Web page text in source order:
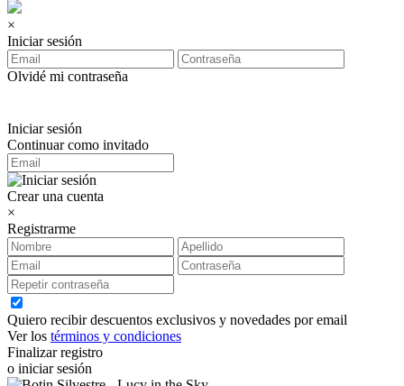
×
Iniciar sesión
Olvidé mi contraseña
Iniciar sesión
Continuar como invitado
Crear una cuenta
×
Registrarme
Quiero recibir descuentos exclusivos y novedades por email
Ver los términos y condiciones
Finalizar registro
o iniciar sesión